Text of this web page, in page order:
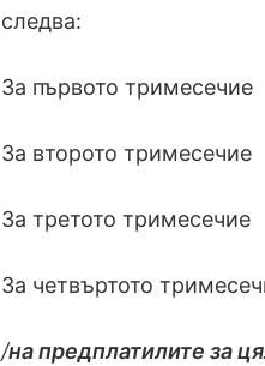
следва:
За първото
За второто
За третото
За четвъртото
/на предплатилите за